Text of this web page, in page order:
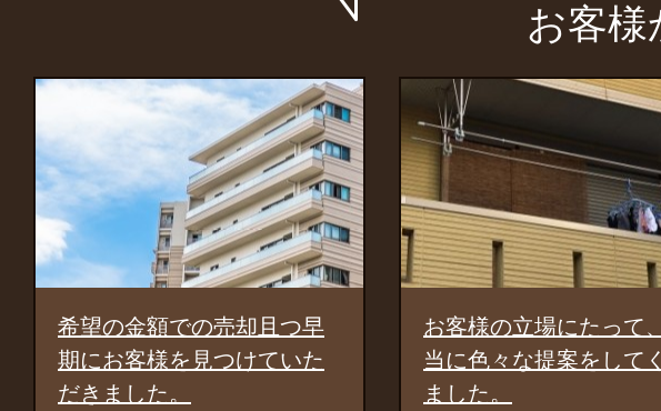
お客様
お客様の立場にたって、本
当に色々な提案をしてくれ
ました。
驚いたのは、すぐ
を見つけてきても
とです。